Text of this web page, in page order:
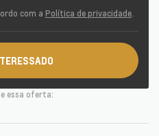
com a Política de privacidade.
essa oferta: